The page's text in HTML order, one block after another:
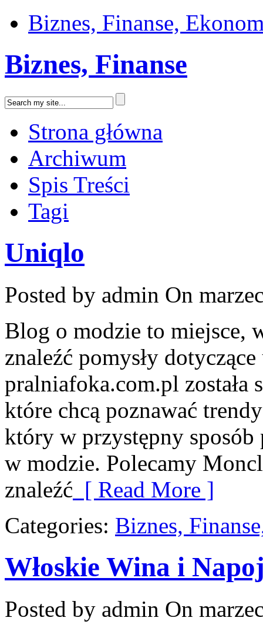
Biznes, Finanse,
Biznes, Finanse
Strona główna
Archiwum
Spis Treści
Tagi
Uniqlo
Posted by admin On
Blog o modzie to miejsce,
znaleźć pomysły
pralniafoka.com.pl została
które chcą poznawać
który w przystępny
w modzie. Polecamy
znaleźć [ Read More ]
Categories: Biznes,
Włoskie Wina i
Posted by admin On